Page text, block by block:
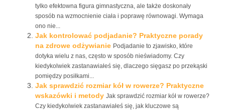
tylko efektowna figura gimnastyczna, ale także doskonały
sposób na wzmocnienie ciała i poprawę równowagi. Wymaga
ono nie...
Jak kontrolować podjadanie? Praktyczne porady
na zdrowe odżywianie Podjadanie to zjawisko, które
dotyka wielu z nas, często w sposób nieświadomy. Czy
kiedykolwiek zastanawiałeś się, dlaczego sięgasz po przekąski
pomiędzy posiłkami...
Jak sprawdzić rozmiar kół w rowerze? Praktyczne
wskazówki i metody Jak sprawdzić rozmiar kół w rowerze?
Czy kiedykolwiek zastanawiałeś się, jak kluczowe są